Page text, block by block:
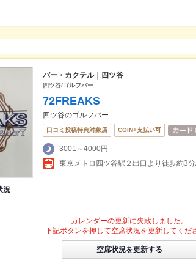
バー・カクテル｜四ツ谷
四ツ谷/ゴルフバー
72FREAKS
四ツ谷のゴルフバー
口コミ投稿特典対象店 COIN+支払い可
3001～4000円
東京メトロ四ツ谷駅２出口より徒歩約3
況
カレンダーの更新に失敗しました。
下記ボタンを押して空席状況を更新してくだ
空席状況を更新する